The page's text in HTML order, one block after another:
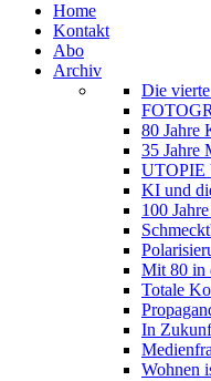
Home
Kontakt
Abo
Archiv
Die
80 Jahre
35 Jahre
UTOPIE
KI und
100
Mit 80 in
Totale
In
Wohnen